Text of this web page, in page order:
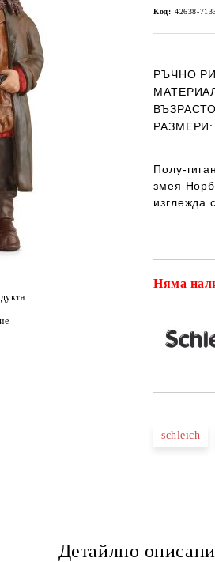
Код: 42638-
РЪЧНО
РАЗМЕРИ:
Полу-
змея
изглежда
Няма
schleich
Детайлно